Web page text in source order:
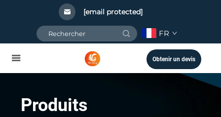
[email protected]
FR
Obtenir un devis
Produits